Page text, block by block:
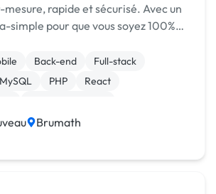
mesure, rapide et sécurisé. Avec un
simple pour que vous soyez 100%
Back-end
Full-stack
MySQL PHP
React
internetBrumath